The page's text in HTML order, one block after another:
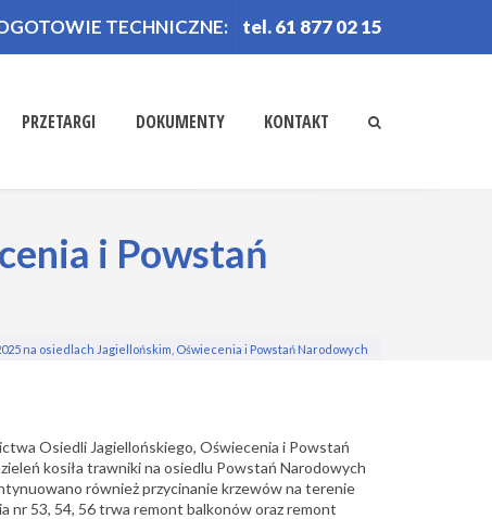
TECHNICZNE: tel. 61 877 02 15
PRZETARGI DOKUMENTY KONTAKT
i Powstań
na osiedlach Jagiellońskim, Oświecenia i Powstań Narodowych
Osiedli Jagiellońskiego, Oświecenia i Powstań
kosiła trawniki na osiedlu Powstań Narodowych
również przycinanie krzewów na terenie
nr 53, 54, 56 trwa remont balkonów oraz remont